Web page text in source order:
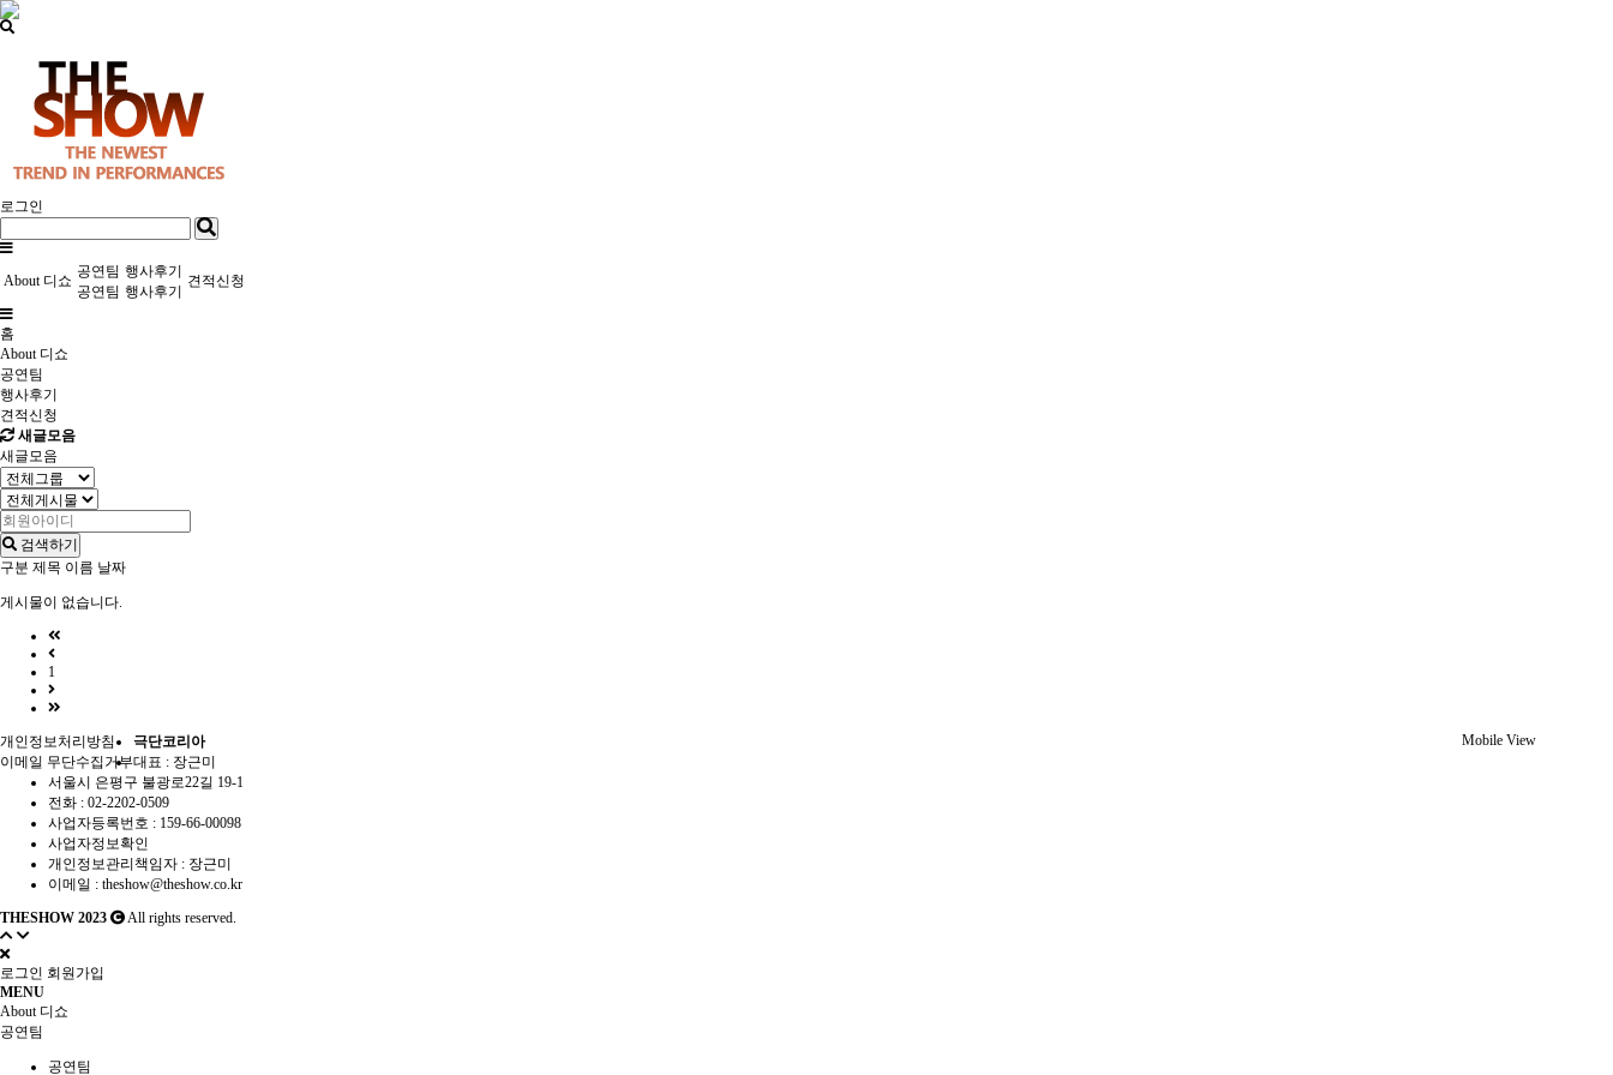
로그인
About 디쇼
공연팀
공연팀
행사후기
행사후기
견적신청
홈
About 디쇼
공연팀
행사후기
견적신청
새글모음
새글모음
검색하기
구분 제목 이름 날짜
게시물이 없습니다.
1
개인정보처리방침
이메일 무단수집거부
Mobile View
극단코리아
대표 : 장근미
서울시 은평구 불광로22길 19-1
전화 : 02-2202-0509
사업자등록번호 : 159-66-00098
사업자정보확인
개인정보관리책임자 : 장근미
이메일 : theshow@theshow.co.kr
THESHOW 2023
All rights reserved.
로그인 회원가입
MENU
About 디쇼
공연팀
공연팀